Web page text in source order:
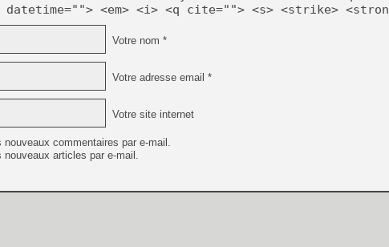
[GK] Isle of Reveries : le
[GK] Moonlighter 2 : The
[GK] Capcom relance
[Mo5] Deux inédits du
datetime=""> <em> <i> <q cite=""> <s> <strike>
Votre nom *
Votre adresse email *
Votre site internet
nouveaux commentaires par e-mail.
nouveaux articles par e-mail.